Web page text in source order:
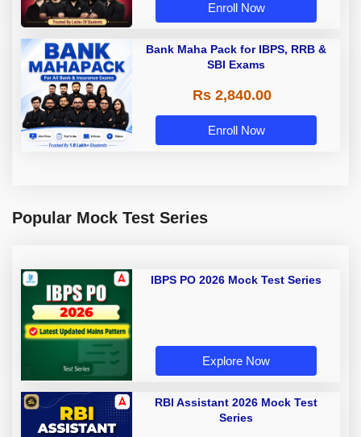
Enroll Now
Bank Maha Pack for IBPS, RRB &
SBI Exams
Rs 2,840.00
Enroll Now
Popular Mock Test Series
IBPS PO 2026 Mock Test Series
Explore Now
RBI Assistant 2026 Mock Test
Series